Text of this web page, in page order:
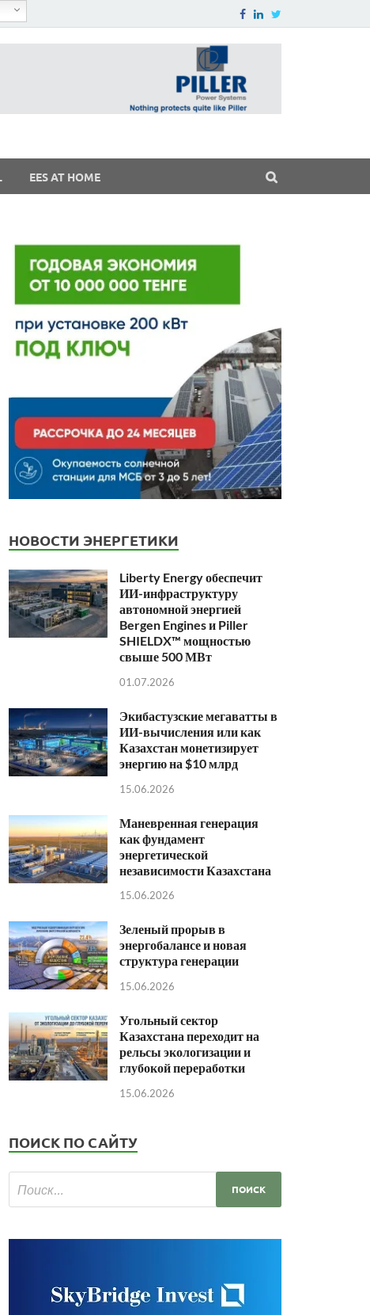
EES AT HOME
НОВОСТИ ЭНЕРГЕТИКИ
Liberty Energy обеспечит
ИИ-инфраструктуру
автономной энергией
Bergen Engines и Piller
SHIELDX™ мощностью
свыше 500 МВт
01.07.2026
Экибастузские мегаватты в
ИИ-вычисления или как
Казахстан монетизирует
энергию на $10 млрд
15.06.2026
Маневренная генерация
как фундамент
энергетической
независимости Казахстана
15.06.2026
Зеленый прорыв в
энергобалансе и новая
структура генерации
15.06.2026
Угольный сектор
Казахстана переходит на
рельсы экологизации и
глубокой переработки
15.06.2026
ПОИСК ПО САЙТУ